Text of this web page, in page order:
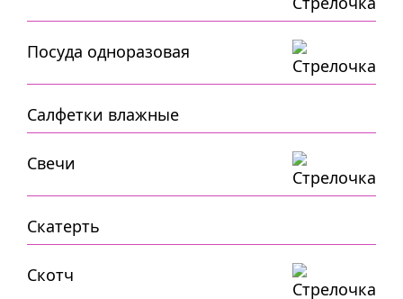
Посуда одноразовая
Салфетки влажные
Свечи
Скатерть
Скотч